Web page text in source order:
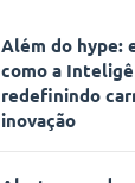
Além do hype:
como a
redefinindo
inovação